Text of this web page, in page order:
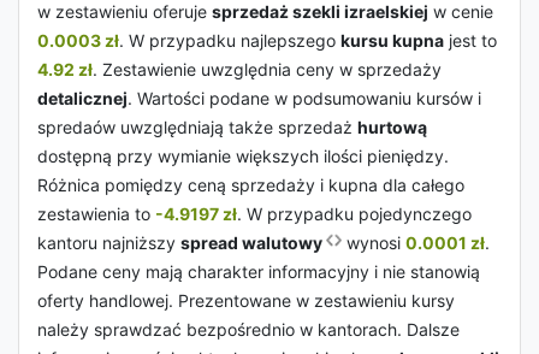
w zestawieniu oferuje sprzedaż szekli izraelskiej w cenie
0.0003 zł. W przypadku najlepszego kursu kupna jest to
4.92 zł. Zestawienie uwzględnia ceny w sprzedaży
detalicznej. Wartości podane w podsumowaniu kursów i
spredaów uwzględniają także sprzedaż hurtową
dostępną przy wymianie większych ilości pieniędzy.
Różnica pomiędzy ceną sprzedaży i kupna dla całego
zestawienia to -4.9197 zł. W przypadku pojedynczego
kantoru najniższy spread walutowy wynosi 0.0001 zł.
Podane ceny mają charakter informacyjny i nie stanowią
oferty handlowej. Prezentowane w zestawieniu kursy
należy sprawdzać bezpośrednio w kantorach. Dalsze